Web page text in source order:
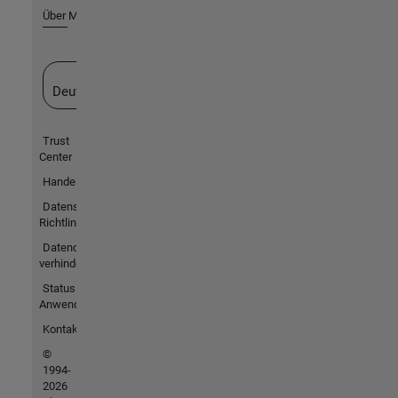
Über MathWorks
Deutschland
Trust
Center
Handelsmarken
Datenschutz-
Richtlinien
Datendiebstahl
verhindern
Status von
Anwendungen
Kontakt
©
1994-
2026